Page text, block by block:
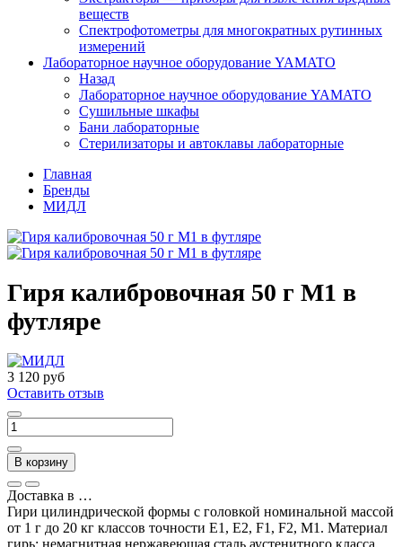
веществ
Спектрофотометры для многократных рутинных
измерений
Лабораторное научное оборудование YAMATO
Назад
Лабораторное научное оборудование YAMATO
Сушильные шкафы
Бани лабораторные
Стерилизаторы и автоклавы лабораторные
Главная
Бренды
МИДЛ
Гиря калибровочная 50 г М1 в
футляре
3 120 руб
Оставить отзыв
В корзину
Доставка в …
Гири цилиндрической формы с головкой номинальной массой
от 1 г до 20 кг классов точности Е1, Е2, F1, F2, М1. Материал
гирь: немагнитная нержавеющая сталь аустенитного класса.